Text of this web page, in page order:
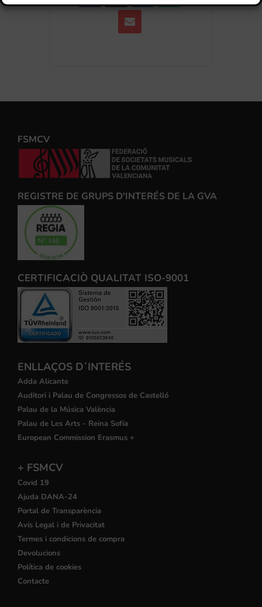
FSMCV
REGISTRE DE GRUPS D'INTERÉS DE LA GVA
CERTIFICACIÒ QUALITAT ISO-9001
ENLLAÇOS D´INTERÉS
Adda Alicante
Auditori i Palau de Congressos de Castelló
Palau de la Música València
Palau de Les Arts - Reina Sofía
European Commission Erasmus +
+ FSMCV
Covid 19
Ajuda DANA-24
Portal de Transparència
Avís Legal i de Privacitat
Termes i condicions de compra
Devolucions
Política de cookies
Contacte